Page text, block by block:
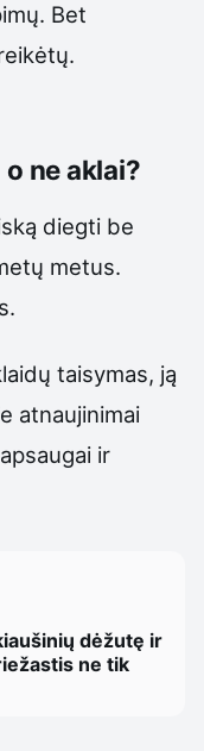
Bet
ne aklai?
diegti be
metus.
taisymas, ją
atnaujinimai
ir
dėžutę ir
ne tik